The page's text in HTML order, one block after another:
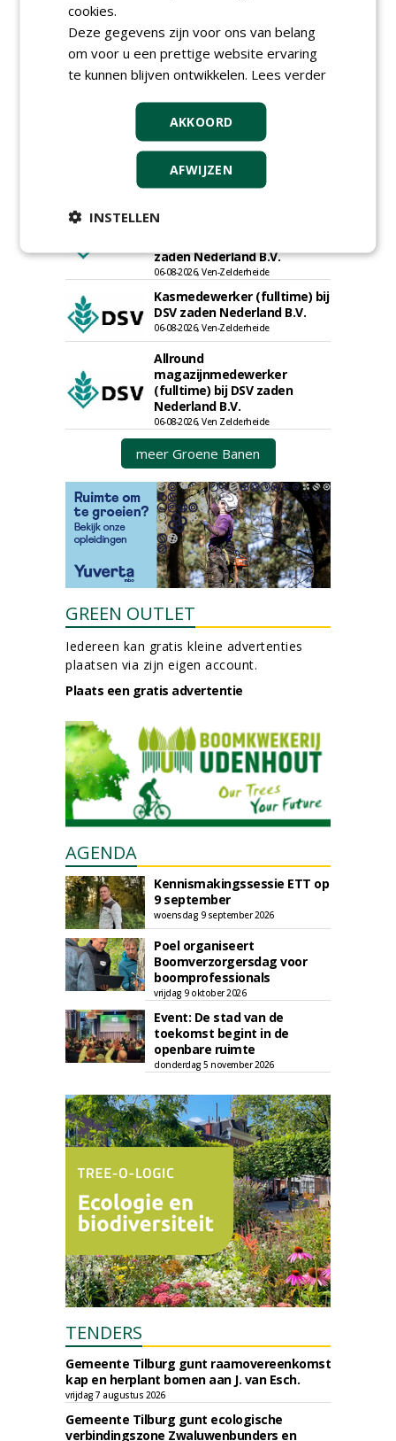
bij Weijtmans
22-07-2026, Udenhout
Rayon- account manager
regio Zuid
18-06-2026, Noord & regio Zuid
Boomrooier / boomverzorger
ETW bij Weijtmans
04-05-2026
Chauffeur
zaden Nederland B.V.
06-08-2026, Ven-Zelderheide
Kasmedewerker (fulltime) bij
DSV zaden Nederland B.V.
06-08-2026, Ven-Zelderheide
Allround
magazijnmedewerker
(fulltime) bij DSV zaden
Nederland B.V.
06-08-2026, Ven Zelderheide
meer Groene Banen
GREEN OUTLET
Iedereen kan gratis kleine advertenties
plaatsen via zijn eigen account.
Plaats een gratis advertentie
AGENDA
Kennismakingssessie ETT op
9 september
woensdag 9 september 2026
Poel organiseert
Boomverzorgersdag voor
boomprofessionals
vrijdag 9 oktober 2026
Event: De stad van de
toekomst begint in de
openbare ruimte
donderdag 5 november 2026
TENDERS
Gemeente Tilburg gunt raamovereenkomst
kap en herplant bomen aan J. van Esch.
vrijdag 7 augustus 2026
Gemeente Tilburg gunt ecologische
verbindingszone Zwaluwenbunders en
cookies.
Deze gegevens zijn voor ons van belang
om voor u een prettige website ervaring
te kunnen blijven ontwikkelen. Lees verder
AKKOORD
AFWIJZEN
INSTELLEN